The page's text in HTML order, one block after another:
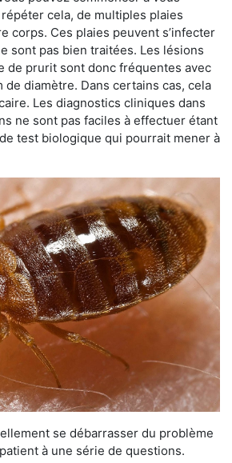
cela, de multiples plaies
corps. Ces plaies peuvent s’infecter
sont pas bien traitées. Les lésions
de prurit sont donc fréquentes avec
de diamètre. Dans certains cas, cela
Les diagnostics cliniques dans
ne sont pas faciles à effectuer étant
test biologique qui pourrait mener à
se débarrasser du problème
à une série de questions.